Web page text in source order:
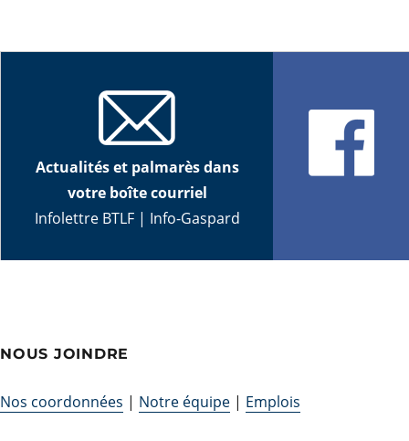
Actualités et palmarès dans
votre boîte courriel
Infolettre BTLF| Info-Gaspard
NOUS JOINDRE
Nos coordonnées | Notre équipe | Emplois